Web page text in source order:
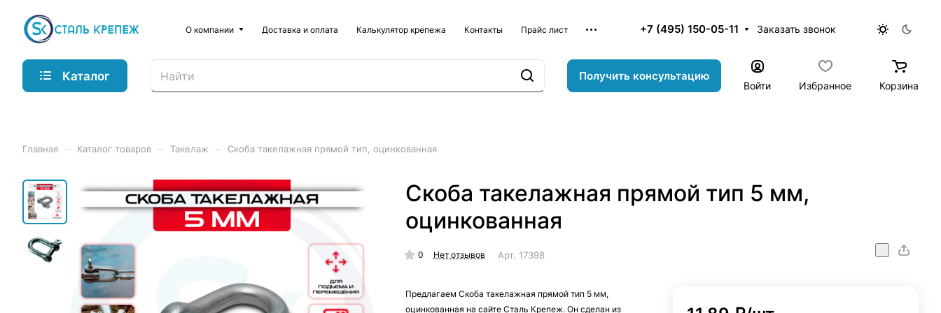
О компании Доставка и оплата Калькулятор крепежа Контакты Прайс лист +7 (495) 150-05-11 Заказать звонок
Каталог Получить консультацию
Войти Избранное Корзина
Главная Каталог товаров Такелаж Скоба такелажная прямой тип, оцинкованная
Скоба такелажная прямой тип 5 мм,
оцинкованная
0 Нет отзывов Арт. 17398
Предлагаем Скоба такелажная прямой тип 5 мм,
оцинкованная на сайте Сталь Крепеж. Он сделан из